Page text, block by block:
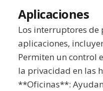
Aplicaciones
Los interruptores de
aplicaciones,
Permiten un control
la privacidad en las
**Oficinas**: